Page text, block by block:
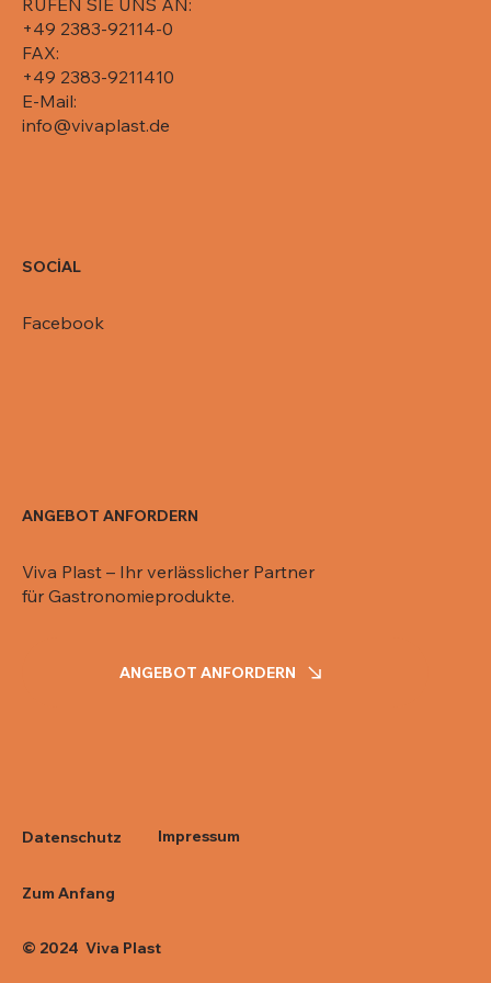
+49 2383-92114-0
FAX:
+49 2383-9211410
E-Mail:
info@vivaplast.de
SOCİAL
Facebook
ANGEBOT ANFORDERN
Viva Plast – Ihr verlässlicher Partner
für Gastronomieprodukte.
ANGEBOT ANFORDERN
Datenschutz
Zum Anfang
© 2024 Viva Plast
Impressum